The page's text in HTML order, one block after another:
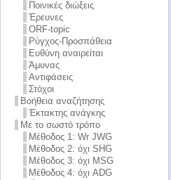
Ποινικές διώξεις
Έρευνες
ORF-topic
Ρύγχος-Προσπάθεια
Ευθύνη αναιρείται
Άμυνας
Αντιφάσεις
Στόχοι
Βοήθεια αναζήτησης
Έκτακτης ανάγκης
Με το σωστό τρόπο
Μέθοδος 1: Wr JWG
Μέθοδος 2: όχι SHG
Μέθοδος 3: όχι MSG
Μέθοδος 4: όχι ADG